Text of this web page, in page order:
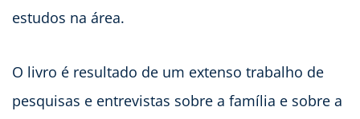
estudos na área.
O livro é resultado de um extenso trabalho de
pesquisas e entrevistas sobre a família e sobre a